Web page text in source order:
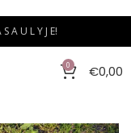
A U L Y J E!
0 €0,00